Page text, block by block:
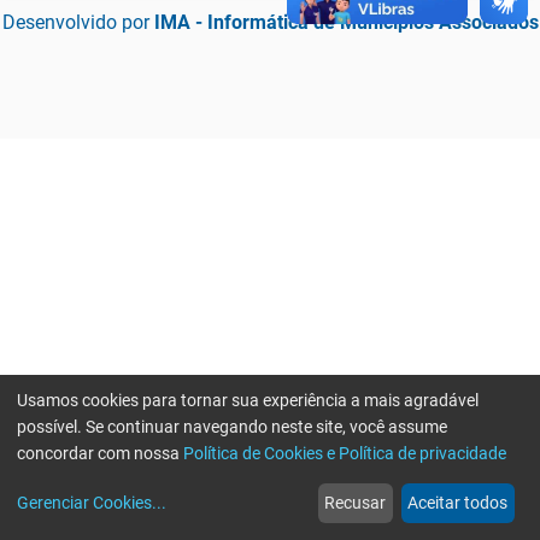
Desenvolvido por IMA - Informática de Municípios Associados
web
Notícias
more_horiz
Mais
Usamos cookies para tornar sua experiência a mais agradável
possível. Se continuar navegando neste site, você assume
concordar com nossa Política de Cookies e Política de privacidade
Gerenciar Cookies... Recusar Aceitar todos
Erro ao enviar informações, por favor tente novamente